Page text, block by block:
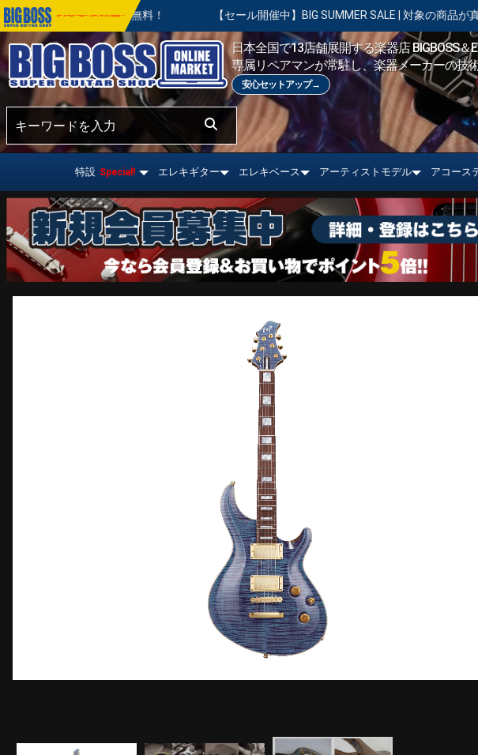
無料！ 【セール開催中】BIG SUMMER SALE | 対象の商品が真夏のお祭り価格！8月
おすすめ情報!
日本全国で13店舗展開する楽器店 BIGBOSS
専属リペアマンが常駐し、楽器メーカーの技
安心セットアップ→
特設 Special! エレキギター エレキベース アーティストモデル アコース